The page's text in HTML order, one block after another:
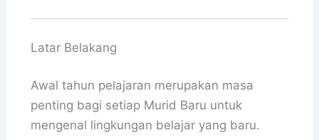
Latar Belakang
Awal tahun pelajaran merupakan masa
penting bagi setiap Murid Baru untuk
mengenal lingkungan belajar yang baru.